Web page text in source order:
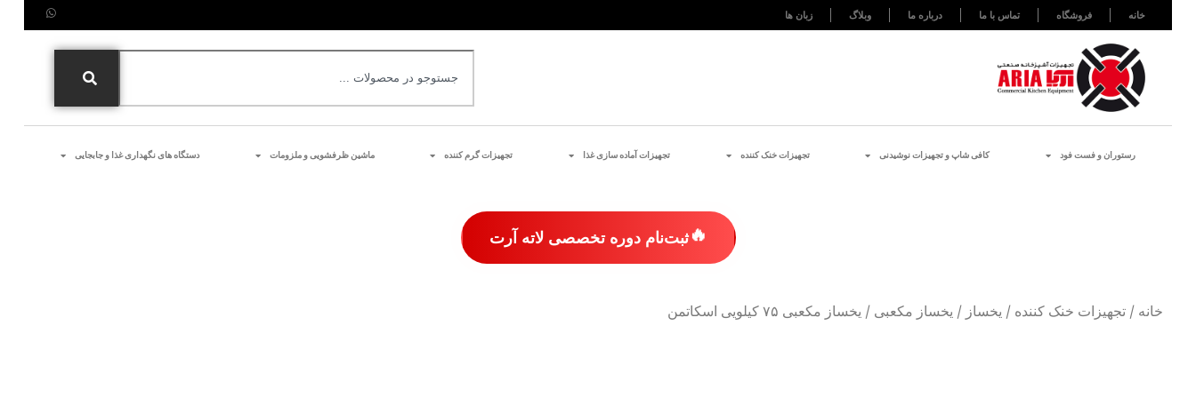
خانه فروشگاه تماس با ما درباره ما وبلاگ زبان ها
رستوران و فست فود کافی شاپ و تجهیزات نوشیدنی تجهیزات خنک کننده تجهیزات آماده سازی غذا تجهیزات گرم کننده ماشین ظرفشویی و ملزومات دستگاه های نگهداری غذا و جابجایی
🔥ثبت‌نام دوره تخصصی لاته آرت
خانه / تجهیزات خنک کننده / یخساز / یخساز مکعبی / یخساز مکعبی ۷۵ کیلویی اسکاتمن